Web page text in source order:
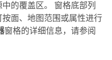
的覆盖区。 窗格底部列
面、地图范围或属性进行
窗格的详细信息，请参阅